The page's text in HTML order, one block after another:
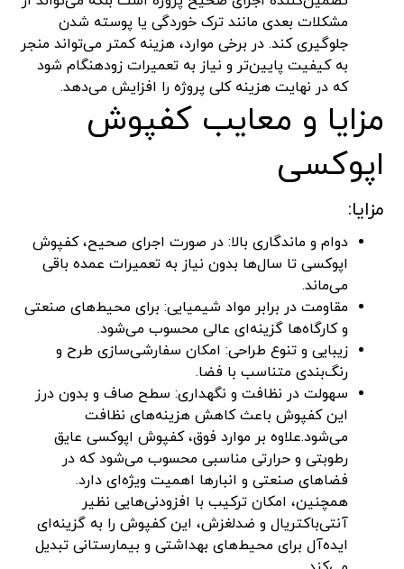
مشکلات بعدی مانند ترک خوردگی یا پوسته شدن
جلوگیری کند. در برخی موارد، هزینه کمتر می‌تواند منجر
به کیفیت پایین‌تر و نیاز به تعمیرات زودهنگام شود
که در نهایت هزینه کلی پروژه را افزایش می‌دهد.
مزایا و معایب کفپوش
اپوکسی
مزایا:
دوام و ماندگاری بالا: در صورت اجرای صحیح، کفپوش
اپوکسی تا سال‌ها بدون نیاز به تعمیرات عمده باقی
می‌ماند.
مقاومت در برابر مواد شیمیایی: برای محیط‌های صنعتی
و کارگاه‌ها گزینه‌ای عالی محسوب می‌شود.
زیبایی و تنوع طراحی: امکان سفارشی‌سازی طرح و
رنگ‌بندی متناسب با فضا.
سهولت در نظافت و نگهداری: سطح صاف و بدون درز
این کفپوش باعث کاهش هزینه‌های نظافت
می‌شود.علاوه بر موارد فوق، کفپوش اپوکسی عایق
رطوبتی و حرارتی مناسبی محسوب می‌شود که در
فضاهای صنعتی و انبارها اهمیت ویژه‌ای دارد.
همچنین، امکان ترکیب با افزودنی‌هایی نظیر
آنتی‌باکتریال و ضدلغزش، این کفپوش را به گزینه‌ای
ایده‌آل برای محیط‌های بهداشتی و بیمارستانی تبدیل